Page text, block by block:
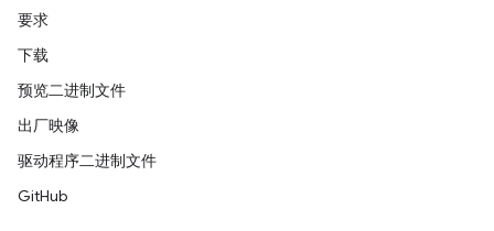
要求
下载
预览二进制文件
出厂映像
驱动程序二进制文件
GitHub